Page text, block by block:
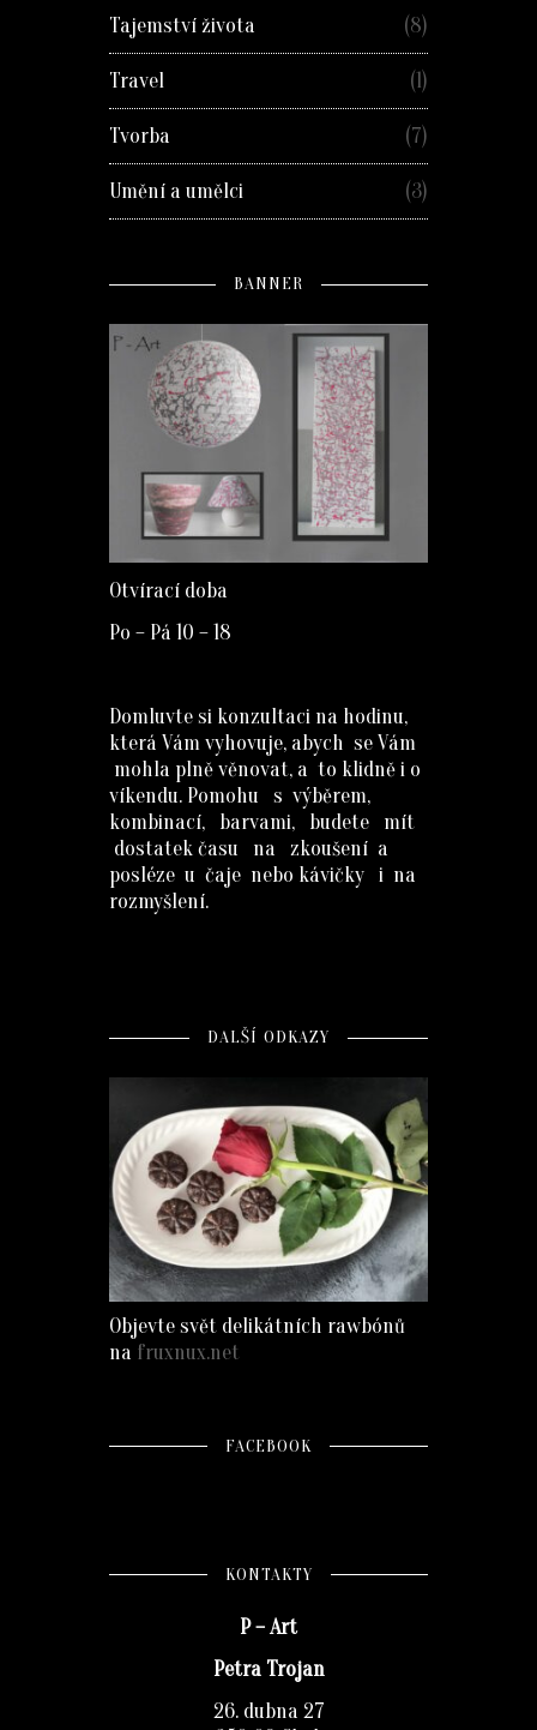
Tajemství života (8)
Travel (1)
Tvorba (7)
Umění a umělci (3)
BANNER
Otvírací doba
Po – Pá 10 – 18
Domluvte si konzultaci na hodinu,
která Vám vyhovuje, abych se Vám
mohla plně věnovat, a to klidně i o
víkendu. Pomohu s výběrem,
kombinací, barvami, budete mít
dostatek času na zkoušení a
posléze u čaje nebo kávičky i na
rozmyšlení.
DALŠÍ ODKAZY
Objevte svět delikátních rawbónů
na fruxnux.net
FACEBOOK
KONTAKTY
P – Art
Petra Trojan
26. dubna 27